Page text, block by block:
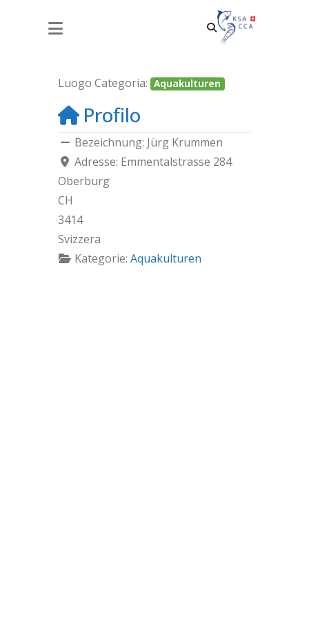
JÜRG KRUMMEN
Luogo Categoria: Aquakulturen
Profilo
Bezeichnung: Jürg Krummen
Adresse: Emmentalstrasse 284
Oberburg
CH
3414
Svizzera
Kategorie: Aquakulturen